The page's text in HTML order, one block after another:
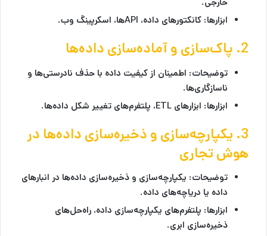
ابزارها: کانکتورهای داده، APIها، اسکرپینگ وب.
2. پاک‌سازی و آماده‌سازی داده‌ها
توضیحات: اطمینان از کیفیت داده با حذف نادرستی‌ها و
ناسازگاری‌ها.
ابزارها: ابزارهای ETL، پلتفرم‌های تغییر شکل داده‌ها.
3. یکپارچه‌سازی و ذخیره‌سازی داده‌ها
در
هوش تجاری
توضیحات: یکپارچه‌سازی و ذخیره‌سازی داده‌ها در انبارهای
داده یا دریاچه‌های داده.
ابزارها: پلتفرم‌های یکپارچه‌سازی داده، راه‌حل‌های
ذخیره‌سازی ابری.